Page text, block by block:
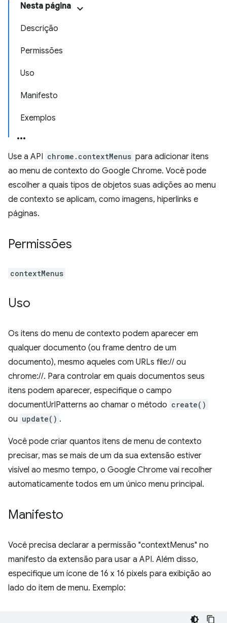
Nesta página
Descrição
Permissões
Uso
Manifesto
Exemplos
Use a API chrome.contextMenus para adicionar itens
ao menu de contexto do Google Chrome. Você pode
escolher a quais tipos de objetos suas adições ao menu
de contexto se aplicam, como imagens, hiperlinks e
páginas.
Permissões
contextMenus
Uso
Os itens do menu de contexto podem aparecer em
qualquer documento (ou frame dentro de um
documento), mesmo aqueles com URLs file:// ou
chrome://. Para controlar em quais documentos seus
itens podem aparecer, especifique o campo
documentUrlPatterns ao chamar o método create()
ou update() .
Você pode criar quantos itens de menu de contexto
precisar, mas se mais de um da sua extensão estiver
visível ao mesmo tempo, o Google Chrome vai recolher
automaticamente todos em um único menu principal.
Manifesto
Você precisa declarar a permissão "contextMenus" no
manifesto da extensão para usar a API. Além disso,
especifique um ícone de 16 x 16 pixels para exibição ao
lado do item de menu. Exemplo: